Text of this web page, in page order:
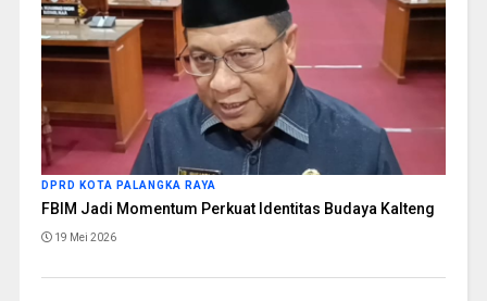
DPRD KOTA PALANGKA RAYA
FBIM Jadi Momentum Perkuat Identitas Budaya Kalteng
19 Mei 2026